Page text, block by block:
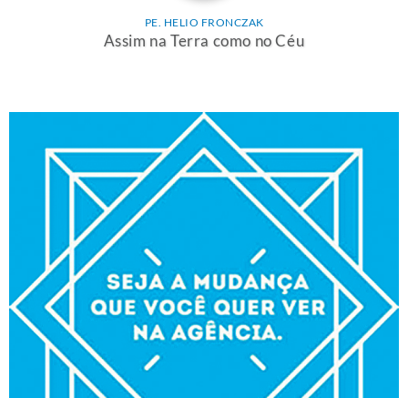
PE. HELIO FRONCZAK
Assim na Terra como no Céu